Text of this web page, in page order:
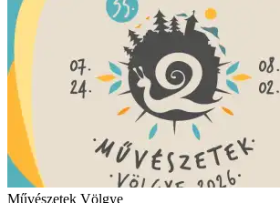
Művészetek Völgye